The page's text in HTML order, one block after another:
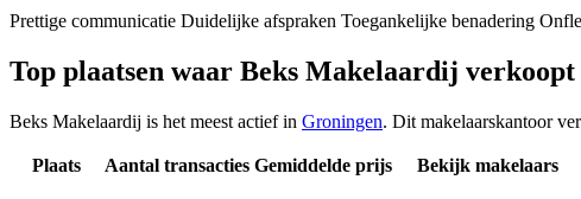
Prettige communicatie Duidelijke afspraken Toegankelijke benadering
Top plaatsen waar Beks Makelaardij verkoopt
Beks Makelaardij is het meest actief in Groningen. Dit makelaarskantoor
Plaats Aantal transacties Gemiddelde prijs Bekijk makelaars